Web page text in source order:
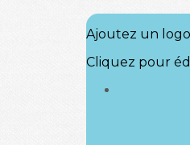
Ajoutez un
Cliquez pour